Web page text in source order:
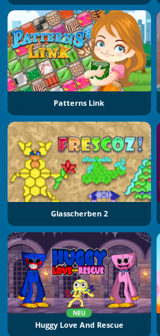
Patterns Link
Glasscherben 2
NEU
Huggy Love And Rescue